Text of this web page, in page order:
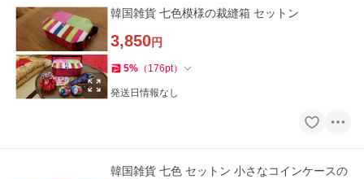
韓国雑貨 七色模様の裁縫箱 セットン
3,850円
5% （ 176pt）
発送日情報なし
韓国雑貨 七色 セットン 小さなコインケースの